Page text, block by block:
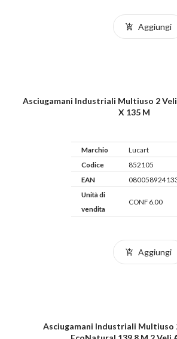
Aggiungi
Asciugamani Industriali Multiuso 2
X 135 M
Marchio
Lucart
Codice
852105
EAN
Unità di
vendita
CONF 6.00
Aggiungi
Asciugamani Industriali Multiuso